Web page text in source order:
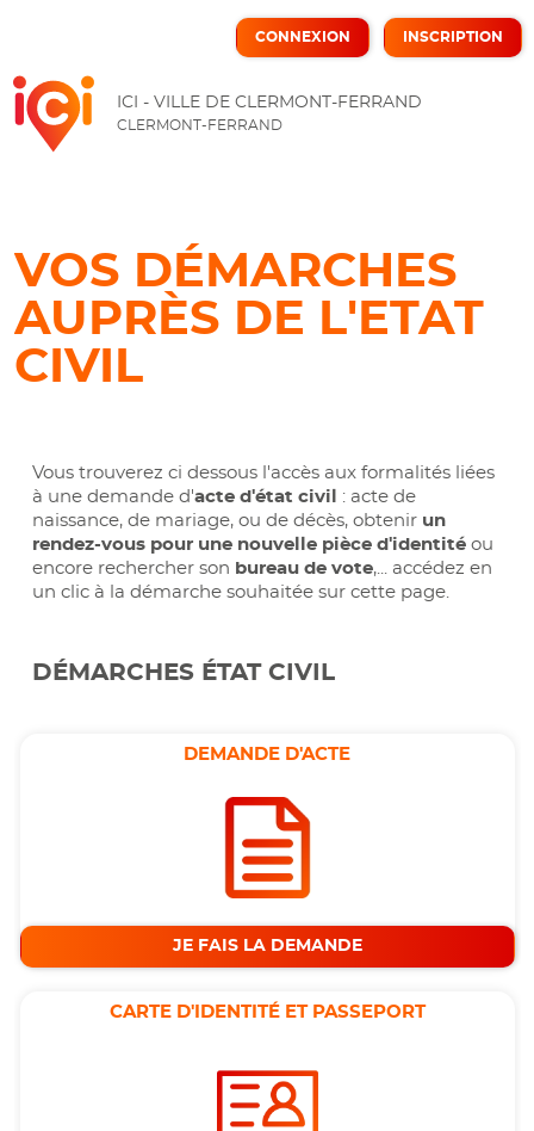
ICI
ICI - VILLE DE CLERMONT-FERRAND
CLERMONT-FERRAND
CONNEXION INSCRIPTION
VOS DÉMARCHES
AUPRÈS DE L'ETAT
CIVIL
Vous trouverez ci dessous l'accès aux formalités liées
à une demande d'acte d'état civil
: acte de
naissance, de mariage, ou de décès, obtenir un
rendez-vous pour une nouvelle pièce d'identitéou
encore rechercher son bureau de vote,... accédez en
un clic à la démarche souhaitée sur cette page.
DÉMARCHES ÉTAT CIVIL
DEMANDE D'ACTE
JE FAIS LA DEMANDE
CARTE D'IDENTITÉ ET PASSEPORT